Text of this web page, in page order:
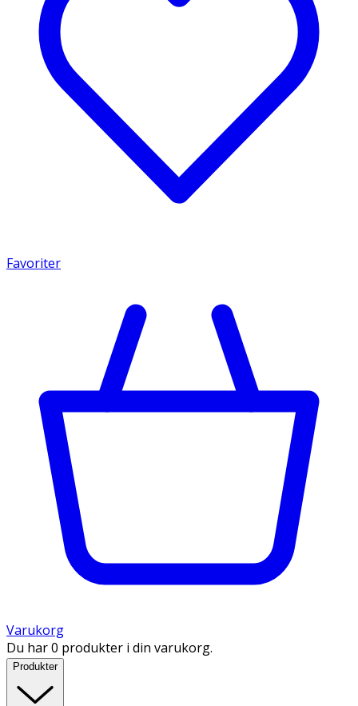
Favoriter
Varukorg
Du har 0 produkter i din varukorg.
Produkter